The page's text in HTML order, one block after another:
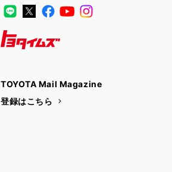
LINEX Facebook
YouTube
TOYOTA Mail Magazine
登録はこちら